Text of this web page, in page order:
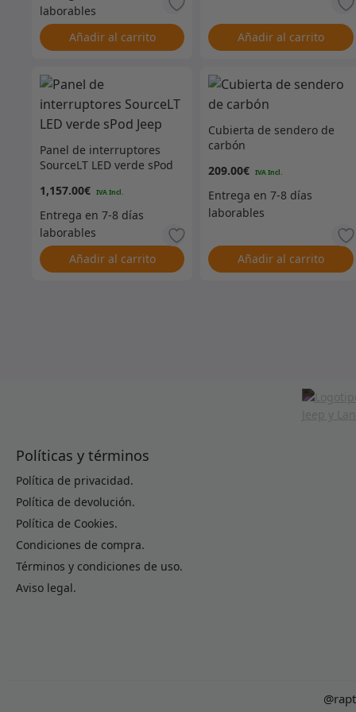
Añadir al carrito Añadir al carrito
Panel de interruptores
SourceLT LED verde sPod
1,157.00€
Añadir al carrito
Cubierta de sendero de
carbón
209.00€
Añadir al carrito
Políticas y términos
Política de privacidad.
Política de devolución.
Política de Cookies.
Condiciones de compra.
Términos y condiciones de uso.
Aviso legal.